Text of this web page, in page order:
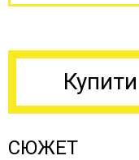
СЮЖЕТ